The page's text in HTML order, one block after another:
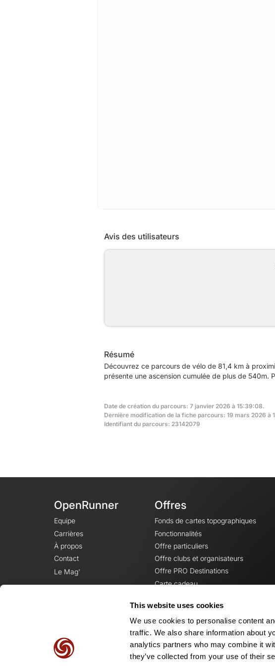
This website uses cookies
We use cookies to personalise content
traffic. We also share information about
analytics partners who may combine it
they’ve collected from your use of their
Avis des utilisateurs
Résumé
Découvrez ce parcours de vélo de 81,4 km à
présente une ascension cumulée de plus de 540m.
Date de création du parcours: 7 janvier 2026 à 15:39:08.
Dernière modification de la fiche parcours: 19 mars 2026 à
Identifiant du parcours: 23142079
OpenRunner
Equipe
Carrières
À propos
Contact
Le Mag'
Offres
Fonds de cartes topographiques
Fonctionnalités
Offre particuliers
Offre clubs et organisateurs
Offre PRO Destinations
Carte cadeau